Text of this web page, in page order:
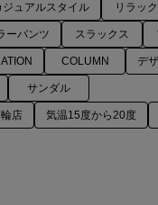
ジュアルスタイル リラッ
ーパンツ スラックス
COLUMN デ
サンダル
店 気温15度から20度